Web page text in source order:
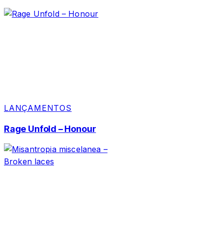
LANÇAMENTOS
Rage Unfold – Honour